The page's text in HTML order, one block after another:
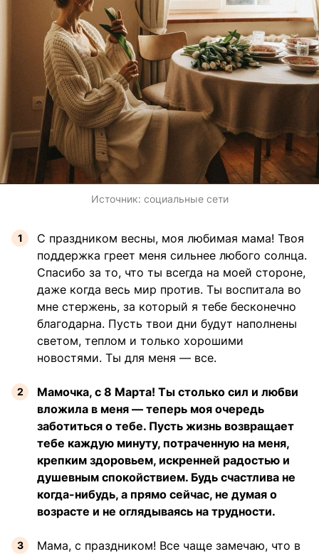
Источник: социальные сети
С праздником весны, моя любимая мама! Твоя
поддержка греет меня сильнее любого солнца.
Спасибо за то, что ты всегда на моей стороне,
даже когда весь мир против. Ты воспитала во
мне стержень, за который я тебе бесконечно
благодарна. Пусть твои дни будут наполнены
светом, теплом и только хорошими
новостями. Ты для меня — все.
Мамочка, с 8 Марта! Ты столько сил и любви
вложила в меня — теперь моя очередь
заботиться о тебе. Пусть жизнь возвращает
тебе каждую минуту, потраченную на меня,
крепким здоровьем, искренней радостью и
душевным спокойствием. Будь счастлива не
когда-нибудь, а прямо сейчас, не думая о
возрасте и не оглядываясь на трудности.
Мама, с праздником! Все чаще замечаю, что в